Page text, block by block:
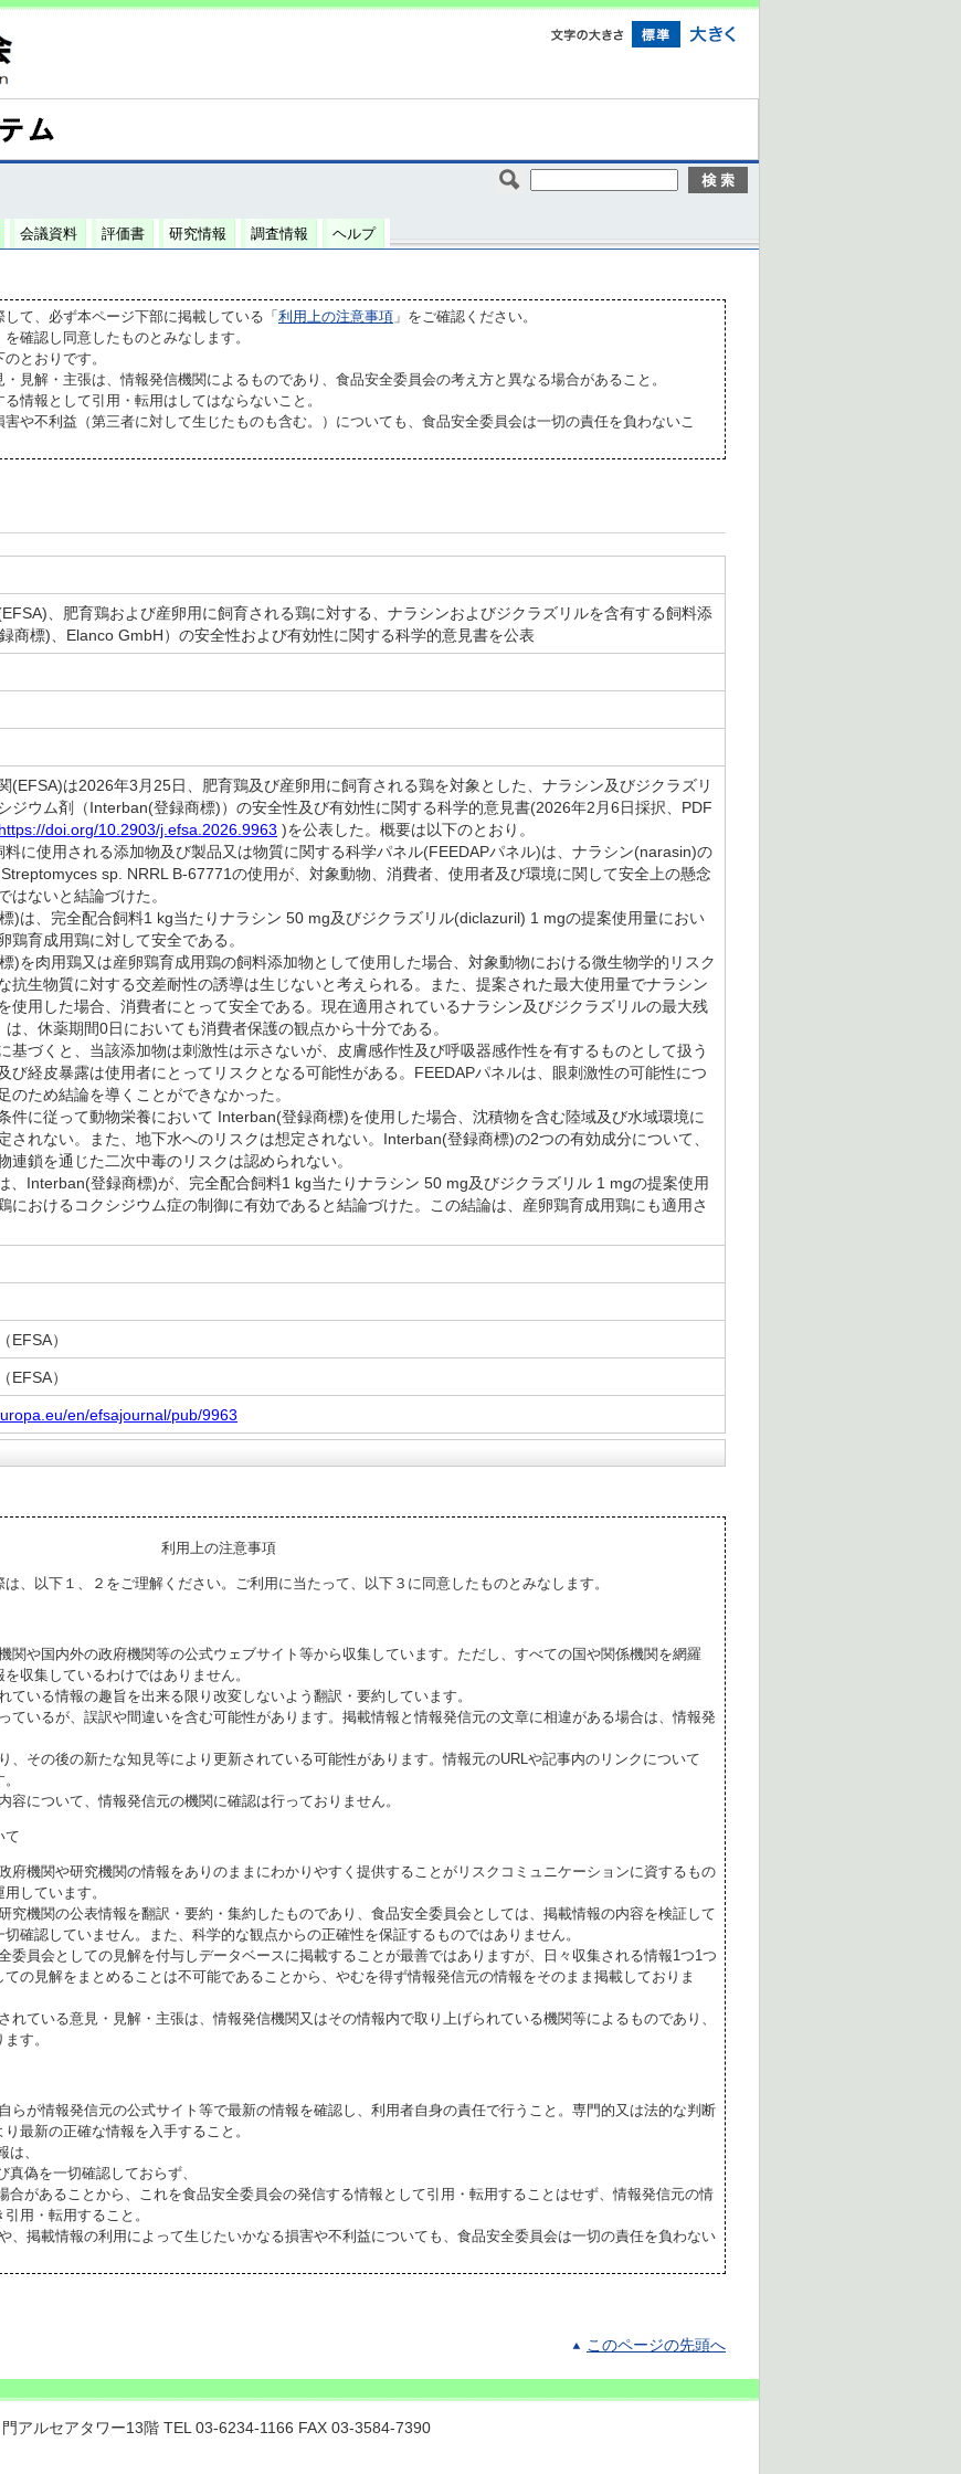
会議資料 評価書 研究情報 調査情報 ヘルプ
て、必ず本ページ下部に掲載している「 利用上の注意事項 」をご確認ください。
確認し同意したものとみなします。
とおりです。
見解・主張は、情報発信機関によるものであり、食品安全委員会の考え方と異なる場合があること。
情報として引用・転用はしてはならないこと。
や不利益（第三者に対して生じたものも含む。）についても、食品安全委員会は一切の責任を負わないこ
、肥育鶏および産卵用に飼育される鶏に対する、ナラシンおよびジクラズリルを含有する飼料添
商標)、Elanco GmbH）の安全性および有効性に関する科学的意見書を公表
(EFSA)は2026年3月25日、肥育鶏及び産卵用に飼育される鶏を対象とした、ナラシン及びジクラズリ
ジウム剤（Interban(登録商標)）の安全性及び有効性に関する科学的意見書(2026年2月6日採択、PDF
https://doi.org/10.2903/j.efsa.2026.9963 )を公表した。概要は以下のとおり。
に使用される添加物及び製品又は物質に関する科学パネル(FEEDAPパネル)は、ナラシン(narasin)の
sp. NRRL B-67771の使用が、対象動物、消費者、使用者及び環境に関して安全上の懸念
はないと結論づけた。
)は、完全配合飼料1 kg当たりナラシン 50 mg及びジクラズリル(diclazuril) 1 mgの提案使用量におい
鶏育成用鶏に対して安全である。
)を肉用鶏又は産卵鶏育成用鶏の飼料添加物として使用した場合、対象動物における微生物学的リスク
抗生物質に対する交差耐性の誘導は生じないと考えられる。また、提案された最大使用量でナラシン
使用した場合、消費者にとって安全である。現在適用されているナラシン及びジクラズリルの最大残
、休薬期間0日においても消費者保護の観点から十分である。
基づくと、当該添加物は刺激性は示さないが、皮膚感作性及び呼吸器感作性を有するものとして扱う
び経皮暴露は使用者にとってリスクとなる可能性がある。FEEDAPパネルは、眼刺激性の可能性につ
のため結論を導くことができなかった。
件に従って動物栄養において Interban(登録商標)を使用した場合、沈積物を含む陸域及び水域環境に
されない。また、地下水へのリスクは想定されない。Interban(登録商標)の2つの有効成分について、
連鎖を通じた二次中毒のリスクは認められない。
、Interban(登録商標)が、完全配合飼料1 kg当たりナラシン 50 mg及びジクラズリル 1 mgの提案使用
におけるコクシジウム症の制御に有効であると結論づけた。この結論は、産卵鶏育成用鶏にも適用さ
EFSA）
EFSA）
en/efsajournal/pub/9963
利用上の注意事項
、以下１、２をご理解ください。ご利用に当たって、以下３に同意したものとみなします。
や国内外の政府機関等の公式ウェブサイト等から収集しています。ただし、すべての国や関係機関を網羅
収集しているわけではありません。
いる情報の趣旨を出来る限り改変しないよう翻訳・要約しています。
いるが、誤訳や間違いを含む可能性があります。掲載情報と情報発信元の文章に相違がある場合は、情報発
その後の新たな知見等により更新されている可能性があります。情報元のURLや記事内のリンクについて
について、情報発信元の機関に確認は行っておりません。
て
機関や研究機関の情報をありのままにわかりやすく提供することがリスクコミュニケーションに資するもの
しています。
機関の公表情報を翻訳・要約・集約したものであり、食品安全委員会としては、掲載情報の内容を検証して
確認していません。また、科学的な観点からの正確性を保証するものではありません。
員会としての見解を付与しデータベースに掲載することが最善ではありますが、日々収集される情報1つ1つ
の見解をまとめることは不可能であることから、やむを得ず情報発信元の情報をそのまま掲載しておりま
ている意見・見解・主張は、情報発信機関又はその情報内で取り上げられている機関等によるものであり、
す。
が情報発信元の公式サイト等で最新の情報を確認し、利用者自身の責任で行うこと。専門的又は法的な判断
最新の正確な情報を入手すること。
、
偽を一切確認しておらず、
あることから、これを食品安全委員会の発信する情報として引用・転用することはせず、情報発信元の情
用・転用すること。
掲載情報の利用によって生じたいかなる損害や不利益についても、食品安全委員会は一切の責任を負わない
このページの先頭へ
ルセアタワー13階 TEL 03-6234-1166 FAX 03-3584-7390